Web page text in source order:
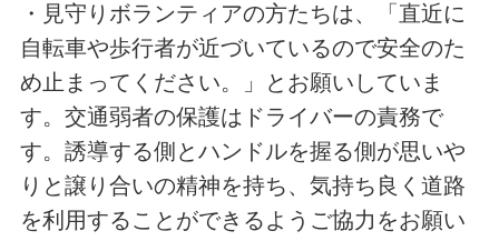
・見守りボランティアの方たちは、「直近に
自転車や歩行者が近づいているので安全のた
め止まってください。」とお願いしていま
す。交通弱者の保護はドライバーの責務で
す。誘導する側とハンドルを握る側が思いや
りと譲り合いの精神を持ち、気持ち良く道路
を利用することができるようご協力をお願い